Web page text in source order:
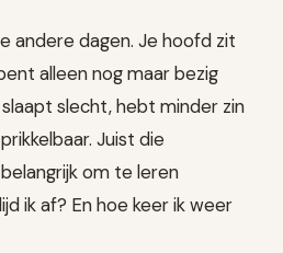
andere dagen. Je hoofd zit
alleen nog maar bezig
slecht, hebt minder zin
Juist die
om te leren
ik af? En hoe keer ik weer